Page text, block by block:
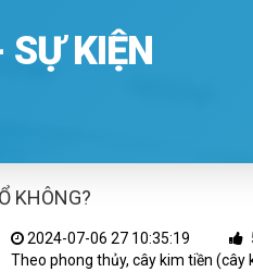
KIỆN
KHÔNG?
2024-07-06 27 10:35:19
Theo phong thủy, cây kim tiền